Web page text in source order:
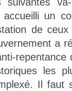
un
de
a
repentance
les
Il faut